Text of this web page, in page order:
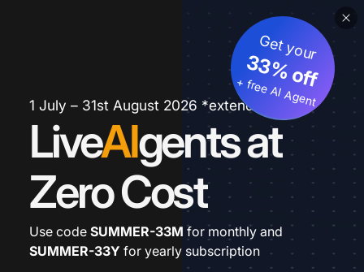
1 July – 31st August 2026 *extended
LiveAIgents at
Zero Cost
Get your
33% off
+ free AI Agent
Use code SUMMER-33M for monthly and
SUMMER-33Y for yearly subscription